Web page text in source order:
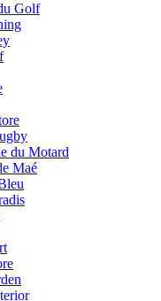
Golf
du Motard
Maé